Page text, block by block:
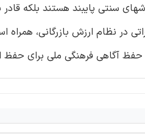
سنتی پایبند هستند بلکه
در نظام ارزش بازرگانی،
آگاهی فرهنگی ملی برای حفظ